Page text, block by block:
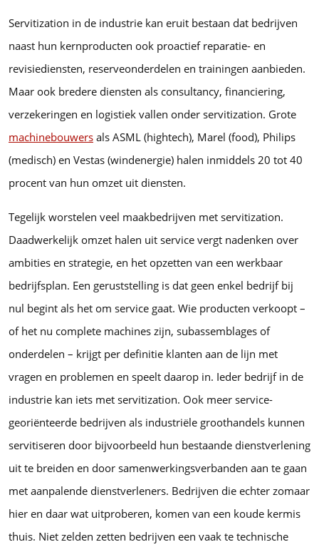
Servitization in de industrie kan eruit bestaan dat bedrijven
naast hun kernproducten ook proactief reparatie- en
revisiediensten, reserveonderdelen en trainingen aanbieden.
Maar ook bredere diensten als consultancy, financiering,
verzekeringen en logistiek vallen onder servitization. Grote
machinebouwers als ASML (hightech), Marel (food), Philips
(medisch) en Vestas (windenergie) halen inmiddels 20 tot 40
procent van hun omzet uit diensten.
Tegelijk worstelen veel maakbedrijven met servitization.
Daadwerkelijk omzet halen uit service vergt nadenken over
ambities en strategie, en het opzetten van een werkbaar
bedrijfsplan. Een geruststelling is dat geen enkel bedrijf bij
nul begint als het om service gaat. Wie producten verkoopt –
of het nu complete machines zijn, subassemblages of
onderdelen – krijgt per definitie klanten aan de lijn met
vragen en problemen en speelt daarop in. Ieder bedrijf in de
industrie kan iets met servitization. Ook meer service-
georiënteerde bedrijven als industriële groothandels kunnen
servitiseren door bijvoorbeeld hun bestaande dienstverlening
uit te breiden en door samenwerkingsverbanden aan te gaan
met aanpalende dienstverleners. Bedrijven die echter zomaar
hier en daar wat uitproberen, komen van een koude kermis
thuis. Niet zelden zetten bedrijven een vaak te technische